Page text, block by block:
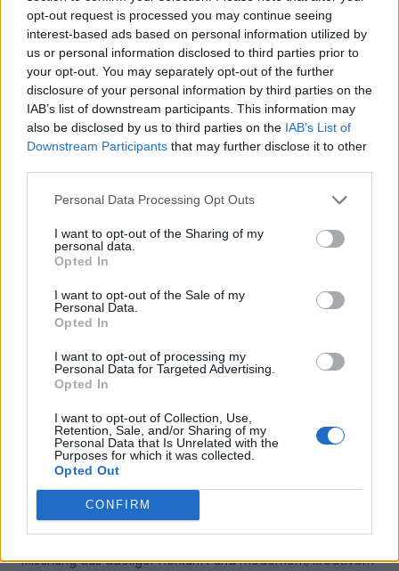
opt-out request is processed you may continue seeing
interest-based ads based on personal information utilized by
us or personal information disclosed to third parties prior to
your opt-out. You may separately opt-out of the further
disclosure of your personal information by third parties on the
IAB’s list of downstream participants. This information may
also be disclosed by us to third parties on the IAB’s List of
Downstream Participants that may further disclose it to other
Personal Data Processing Opt Outs
I want to opt-out of the Sharing of my
personal data.
Opted In
I want to opt-out of the Sale of my
Personal Data.
Opted In
I want to opt-out of processing my
Personal Data for Targeted Advertising.
Opted In
I want to opt-out of Collection, Use,
Retention, Sale, and/or Sharing of my
Personal Data that Is Unrelated with the
Purposes for which it was collected.
Opted Out
CONFIRM
Fernsehjournalismus
Posted
by
Claudia Nothelle zählt zu den einflussreichsten
Persönlichkeiten im deutschen öffentlich-rechtlichen
Rundfunk und in der Medienausbildung.…
Read More
Posted
Berühmtheit
Carolina zu Ortenburg: Eine junge
Künstlerin mit royalen Wurzeln
Posted
by
Admin
carolina zu ortenburg verkörpert eine erfrischende
Mischung aus adeliger Herkunft und modernem, kreativem